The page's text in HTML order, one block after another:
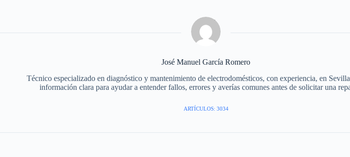
José Manuel García Romero
Técnico especializado en diagnóstico y mantenimiento de electrodomésticos, con experiencia, en
información clara para ayudar a entender fallos, errores y averías comunes antes de solicitar una
ARTÍCULOS: 3034